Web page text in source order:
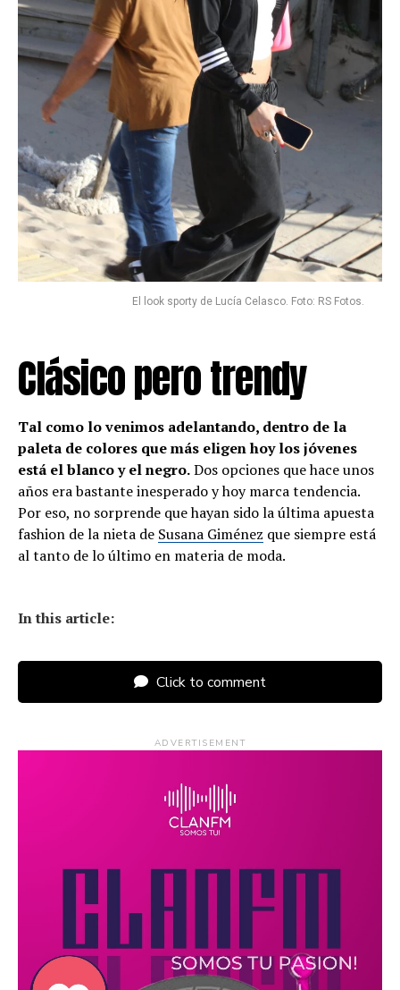
El look sporty de Lucía Celasco. Foto: RS Fotos.
Clásico pero trendy
Tal como lo venimos adelantando, dentro de la
paleta de colores que más eligen hoy los jóvenes
está el blanco y el negro.Dos opciones que hace unos
años era bastante inesperado y hoy marca tendencia.
Por eso, no sorprende que hayan sido la última apuesta
fashion de la nieta de Susana Giménez que siempre está
al tanto de lo último en materia de moda.
In this article:
Click to comment
ADVERTISEMENT